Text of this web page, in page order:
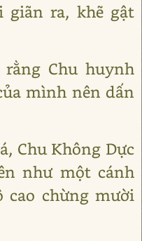
giãn ra, khẽ gật
Chu huynh
mình nên dấn
Chu Không Dực
như một cánh
cao chừng mười